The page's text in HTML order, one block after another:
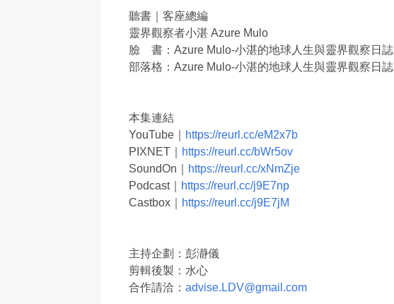
聽書｜客座總編
靈界觀察者小湛 Azure Mulo
臉 書：Azure Mulo-小湛的地球人生與靈界觀察日誌
部落格：Azure Mulo-小湛的地球人生與靈界觀察日誌
本集連結
YouTube｜
https://reurl.cc/eM2x7b
PIXNET｜
https://reurl.cc/bWr5ov
SoundOn｜
https://reurl.cc/xNmZje
Podcast｜
https://reurl.cc/j9E7np
Castbox｜
https://reurl.cc/j9E7jM
主持企劃：彭瀞儀
剪輯後製：水心
合作請洽： advise.LDV@gmail.com